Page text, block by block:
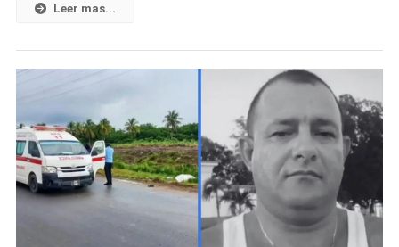
Un
Apagón
Del
Pago
De
Pensiones
Leer mas...